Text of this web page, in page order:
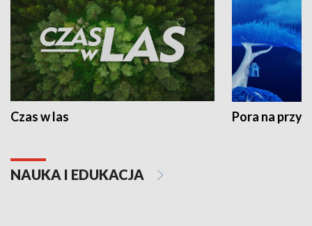
Czas w las Pora na
NAUKA I EDUKACJA